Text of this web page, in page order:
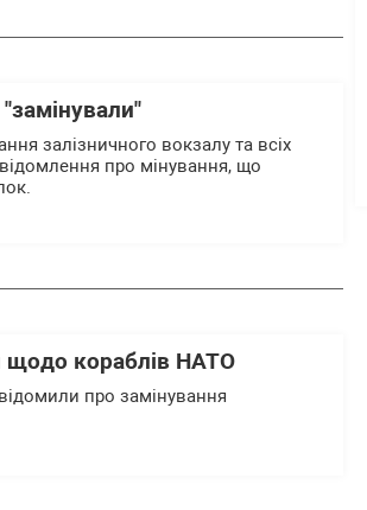
залізничного вокзалу та всіх
про мінування, що
щодо кораблів НАТО
про замінування